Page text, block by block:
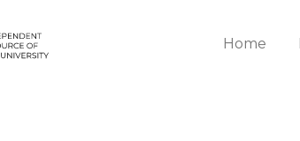
Home